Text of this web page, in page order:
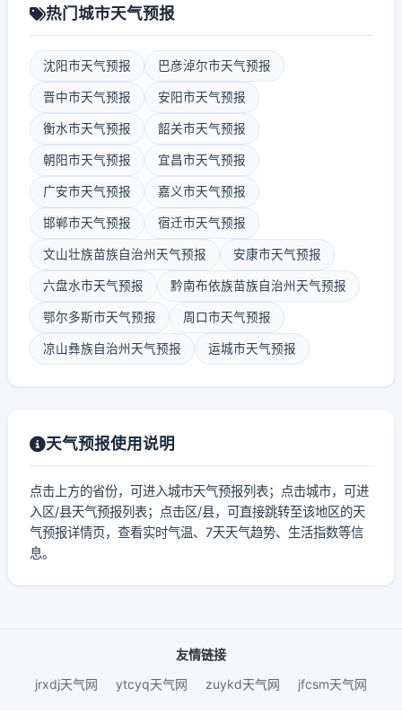
热门城市天气预报
沈阳市天气预报 巴彦淖尔市天气预报
晋中市天气预报 安阳市天气预报
衡水市天气预报 韶关市天气预报
朝阳市天气预报 宜昌市天气预报
广安市天气预报 嘉义市天气预报
邯郸市天气预报 宿迁市天气预报
文山壮族苗族自治州天气预报 安康市天气预报
六盘水市天气预报 黔南布依族苗族自治州天气预报
鄂尔多斯市天气预报 周口市天气预报
凉山彝族自治州天气预报 运城市天气预报
天气预报使用说明
点击上方的省份，可进入城市天气预报列表；点击城市，可进
入区/县天气预报列表；点击区/县，可直接跳转至该地区的天
气预报详情页，查看实时气温、7天天气趋势、生活指数等信
息。
友情链接
jrxdj天气网
ytcyq天气网 zuykd天气网 jfcsm天气网